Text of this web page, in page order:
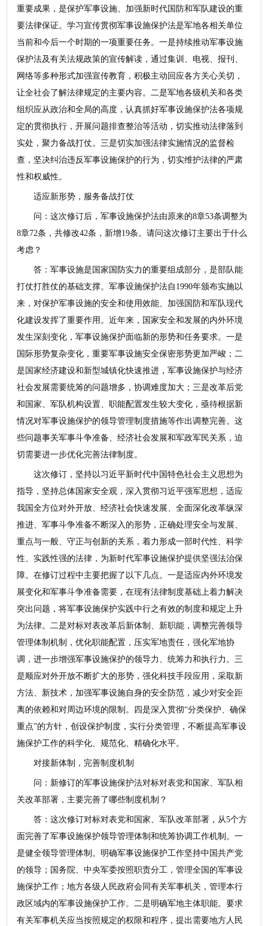
重要成果，是保护军事设施、加强新时代国防和军队建设的重
要法律保证。学习宣传贯彻军事设施保护法是军地各相关单位
当前和今后一个时期的一项重要任务。一是持续推动军事设施
保护法及有关法规政策的宣传解读，通过集训、电视、报刊、
网络等多种形式加强宣传教育，积极主动回应各方关心关切，
让全社会了解法律规定的主要内容。二是军地各级机关和各类
组织应从政治和全局的高度，认真抓好军事设施保护法各项规
定的贯彻执行，开展问题排查整治等活动，切实推动法律落到
实处，聚力备战打仗。三是切实加强法律实施情况的监督检
查，坚决纠治违反军事设施保护的行为，切实维护法律的严肃
性和权威性。
适应新形势，服务备战打仗
问：这次修订后，军事设施保护法由原来的8章53条调整为
8章72条，共修改42条，新增19条。请问这次修订主要出于什么
考虑？
答：军事设施是国家国防实力的重要组成部分，是部队能
打仗打胜仗的基础支撑。军事设施保护法自1990年颁布实施以
来，对保护军事设施的安全和使用效能、加强国防和军队现代
化建设发挥了重要作用。近年来，国家安全和发展的内外环境
发生深刻变化，军事设施保护面临新的形势和任务要求。一是
国际形势复杂变化，重要军事设施安全保密形势更加严峻；二
是国家经济建设和新型城镇化快速推进，军事设施保护与经济
社会发展需要统筹的问题增多，协调难度加大；三是改革后党
和国家、军队机构设置、职能配置发生较大变化，亟待根据新
情况对军事设施保护的领导管理制度措施等作出调整完善。这
些问题事关军事斗争准备、经济社会发展和军政军民关系，迫
切需要进一步优化完善法律制度。
这次修订，坚持以习近平新时代中国特色社会主义思想为
指导，坚持总体国家安全观，深入贯彻习近平强军思想，适应
我国全方位对外开放、经济社会快速发展、全面深化改革纵深
推进、军事斗争准备不断深入的形势，正确处理安全与发展、
重点与一般、守正与创新的关系，着力形成一部时代性、科学
性、实践性强的法律，为新时代军事设施保护提供坚强法治保
障。在修订过程中主要把握了以下几点。一是适应内外环境发
展变化和军事斗争准备需要，在现有法律制度基础上着力解决
突出问题，将军事设施保护实践中行之有效的制度和规定上升
为法律。二是对标对表改革后新体制、新职能，调整完善领导
管理体制机制，优化职能配置，压实军地责任，强化军地协
调，进一步增强军事设施保护的领导力、统筹力和执行力。三
是顺应对外开放不断扩大的形势，强化科技手段应用，采取新
方法、新技术，加强军事设施自身的安全防范，减少对安全距
离的依赖和对周边环境的限制。四是深入贯彻“分类保护、确保
重点”的方针，创设保护制度，实行分类管理，不断提高军事设
施保护工作的科学化、规范化、精确化水平。
对接新体制，完善制度机制
问：新修订的军事设施保护法对标对表党和国家、军队相
关改革部署，主要完善了哪些制度机制？
答：这次修订对标对表党和国家、军队改革部署，从5个方
面完善了军事设施保护领导管理体制和统筹协调工作机制。一
是健全领导管理体制。明确军事设施保护工作坚持中国共产党
的领导；国务院、中央军委按照职责分工，管理全国的军事设
施保护工作；地方各级人民政府会同有关军事机关，管理本行
政区域内的军事设施保护工作。二是明确军地主体职能。要求
有关军事机关应当按照规定的权限和程序，提出需要地方人民